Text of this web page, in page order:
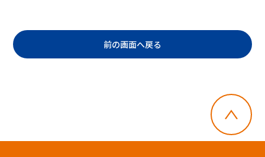
前の画面へ戻る
・郵便切手、テレフォンカード、POSAカー